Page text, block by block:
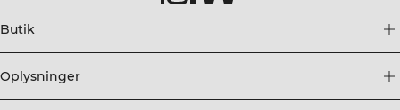
Butik
Oplysninger